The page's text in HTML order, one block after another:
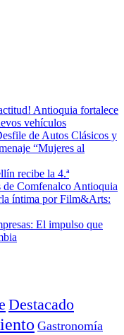
Antioquia fortalece
vehículos
de Autos Clásicos y
“Mujeres al
recibe la 4.ª
Comfenalco Antioquia
íntima por Film&Arts:
El impulso que
Destacado
Gastronomía